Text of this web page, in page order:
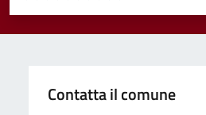
Valuta 5 stelle su 5
Valuta 4 stelle su 5
Valuta 3 stelle su 5
Valuta 2 stelle su 5
Valuta 1 stelle su 5
Contatta il comune